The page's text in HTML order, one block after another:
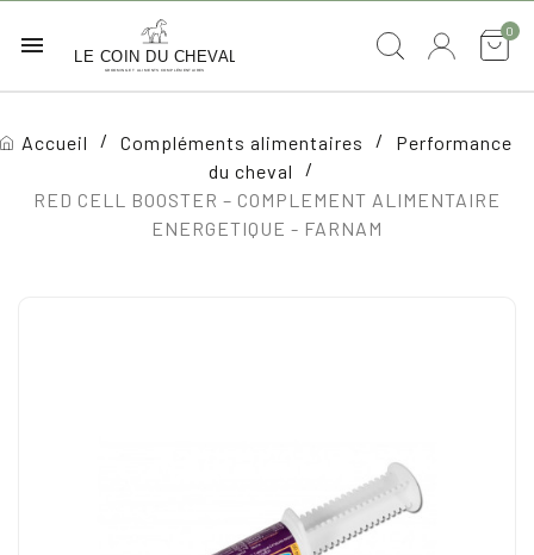
 0
Accueil Compléments alimentaires
Performance
du cheval
RED CELL BOOSTER – COMPLEMENT ALIMENTAIRE
ENERGETIQUE - FARNAM